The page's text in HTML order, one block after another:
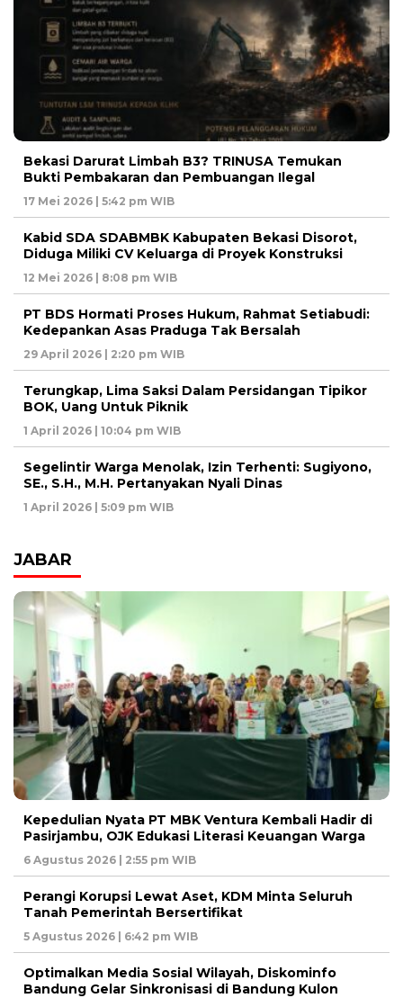
Bekasi Darurat Limbah B3? TRINUSA Temukan
Bukti Pembakaran dan Pembuangan Ilegal
17 Mei 2026 | 5:42 pm WIB
Kabid SDA SDABMBK Kabupaten Bekasi Disorot,
Diduga Miliki CV Keluarga di Proyek Konstruksi
12 Mei 2026 | 8:08 pm WIB
PT BDS Hormati Proses Hukum, Rahmat Setiabudi:
Kedepankan Asas Praduga Tak Bersalah
29 April 2026 | 2:20 pm WIB
Terungkap, Lima Saksi Dalam Persidangan Tipikor
BOK, Uang Untuk Piknik
1 April 2026 | 10:04 pm WIB
Segelintir Warga Menolak, Izin Terhenti: Sugiyono,
SE., S.H., M.H. Pertanyakan Nyali Dinas
1 April 2026 | 5:09 pm WIB
JABAR
Kepedulian Nyata PT MBK Ventura Kembali Hadir di
Pasirjambu, OJK Edukasi Literasi Keuangan Warga
6 Agustus 2026 | 2:55 pm WIB
Perangi Korupsi Lewat Aset, KDM Minta Seluruh
Tanah Pemerintah Bersertifikat
5 Agustus 2026 | 6:42 pm WIB
Optimalkan Media Sosial Wilayah, Diskominfo
Bandung Gelar Sinkronisasi di Bandung Kulon